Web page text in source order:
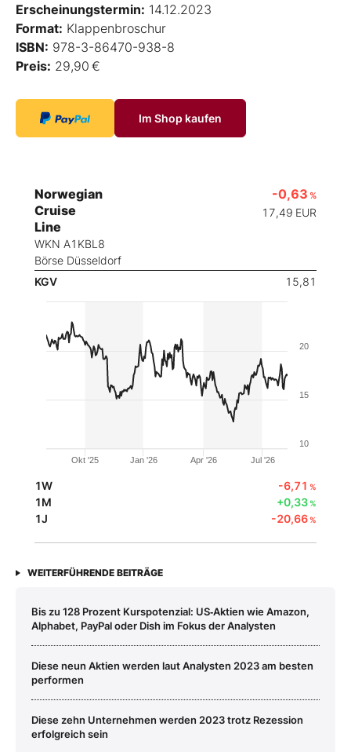
Erscheinungstermin: 14.12.2023
Format: Klappenbroschur
ISBN: 978-3-86470-938-8
Preis: 29,90 €
Im Shop kaufen
Norwegian
Cruise
Line
WKN A1KBL8
Börse Düsseldorf
-0,63 %
17,49 EUR
KGV 15,81
Okt '25 Jan '26 Apr '26 Jul '26
10
15
20
1W -6,71 %
1M +0,33%
1J -20,66%
WEITERFÜHRENDE BEITRÄGE
Bis zu 128 Prozent Kurspotenzial: US‑Aktien wie Amazon,
Alphabet, PayPal oder Dish im Fokus der Analysten
Diese neun Aktien werden laut Analysten 2023 am besten
performen
Diese zehn Unternehmen werden 2023 trotz Rezession
erfolgreich sein